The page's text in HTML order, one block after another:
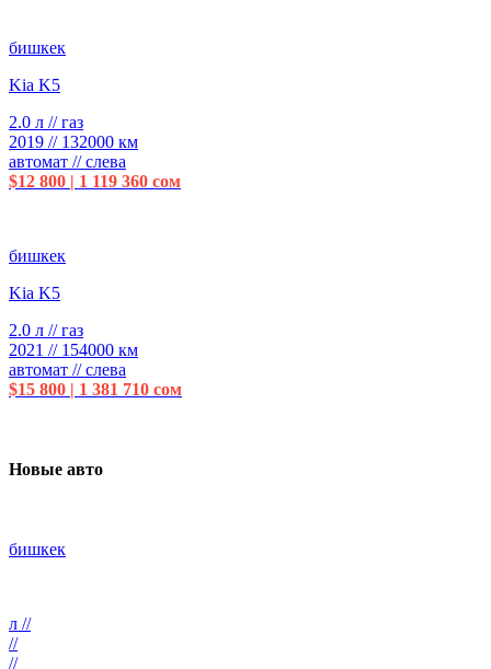
бишкек
Kia K5
2.0 л // газ
2019 // 132000 км
автомат // слева
$12 800 | 1 119 360 сом
бишкек
Kia K5
2.0 л // газ
2021 // 154000 км
автомат // слева
$15 800 | 1 381 710 сом
Новые авто
бишкек
л //
//
//